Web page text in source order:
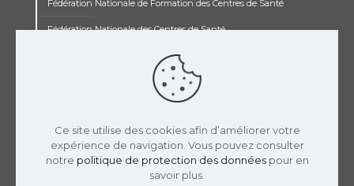
Fédération Nationale de Formation des Centres de Santé
Fédération Nationale des Centres de Santé
Institut de Recherche Jean François Rey
Ce site utilise des cookies afin d’améliorer votre
expérience de navigation. Vous pouvez consulter
notre politique de protection des donnéespour en
savoir plus.